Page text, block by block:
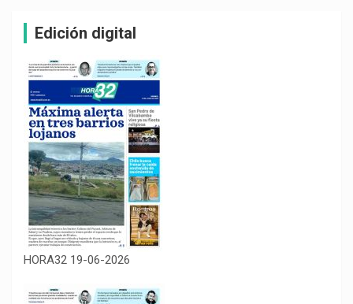
Edición digital
HORA32 19-06-2026